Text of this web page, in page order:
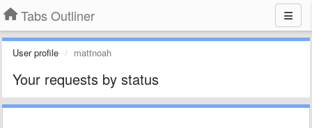
Tabs Outliner
User profile mattnoah
Your requests by status